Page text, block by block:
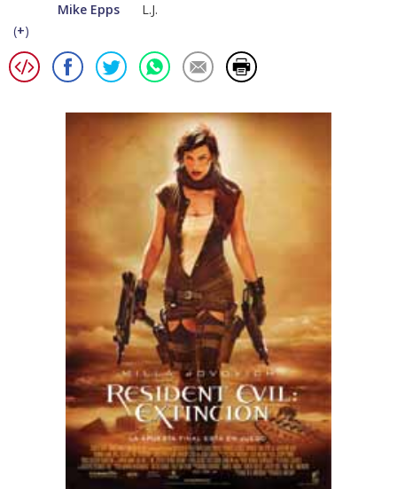
Mike Epps
L.J.
(+)